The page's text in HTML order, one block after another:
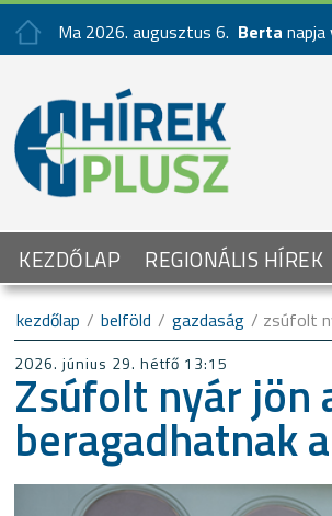
Ma 2026. augusztus 6. Berta napja
KEZDŐLAP REGIONÁLIS HÍREK
kezdőlap / belföld / gazdaság / zsúfolt
2026. június 29. hétfő 13:15
Zsúfolt nyár jön
beragadhatnak